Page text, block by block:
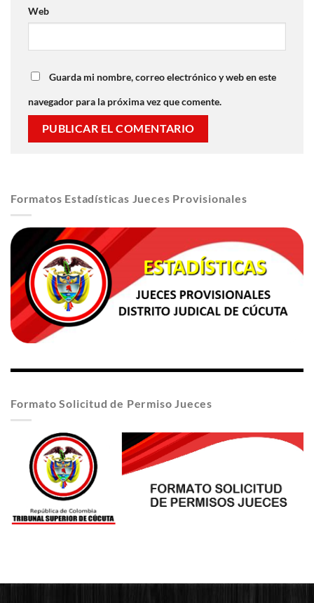
Web
Guarda mi nombre, correo electrónico y web en este
navegador para la próxima vez que comente.
Formatos Estadísticas Jueces Provisionales
Formato Solicitud de Permiso Jueces